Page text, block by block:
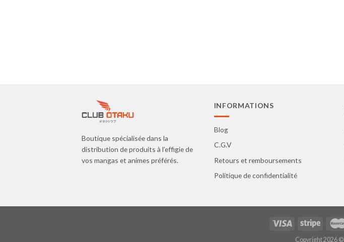
Boutique spécialisée dans la
distribution de produits à l’effigie de
vos mangas et animes préférés.
INFORMATIONS
Blog
C.G.V
Retours et remboursements
Politique de confidentialité
Copyright 2026 ©